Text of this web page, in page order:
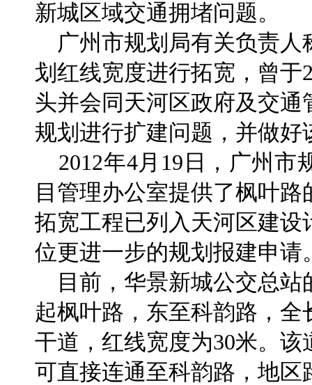
新城区域交通拥堵问题。
广州市规划局有关负责人
划红线宽度进行拓宽，曾于
头并会同天河区政府及交
规划进行扩建问题，并做好
2012年4月19日，广州市
目管理办公室提供了枫叶
拓宽工程已列入天河区建
位更进一步的规划报建申请
目前，华景新城公交总站
起枫叶路，东至科韵路，全
干道，红线宽度为30米。
可直接连通至科韵路，地